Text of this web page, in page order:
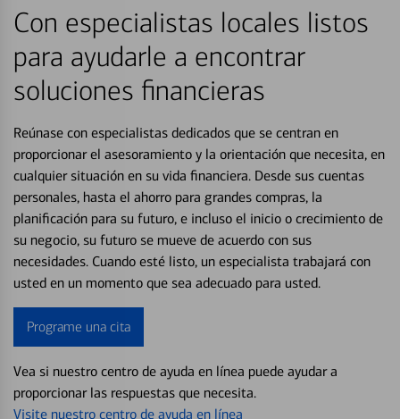
Con especialistas locales listos
para ayudarle a encontrar
soluciones financieras
Reúnase con especialistas dedicados que se centran en
proporcionar el asesoramiento y la orientación que necesita, en
cualquier situación en su vida financiera. Desde sus cuentas
personales, hasta el ahorro para grandes compras, la
planificación para su futuro, e incluso el inicio o crecimiento de
su negocio, su futuro se mueve de acuerdo con sus
necesidades. Cuando esté listo, un especialista trabajará con
usted en un momento que sea adecuado para usted.
Programe una cita
Vea si nuestro centro de ayuda en línea puede ayudar a
proporcionar las respuestas que necesita.
Visite nuestro centro de ayuda en línea